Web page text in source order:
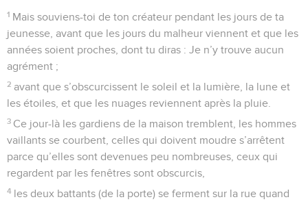
1 Mais souviens-toi de ton créateur pendant les jours de ta
jeunesse, avant que les jours du malheur viennent et que les
années soient proches, dont tu diras : Je n’y trouve aucun
agrément ;
2 avant que s’obscurcissent le soleil et la lumière, la lune et
les étoiles, et que les nuages reviennent après la pluie.
3 Ce jour-là les gardiens de la maison tremblent, les hommes
vaillants se courbent, celles qui doivent moudre s’arrêtent
parce qu’elles sont devenues peu nombreuses, ceux qui
regardent par les fenêtres sont obscurcis,
4 les deux battants (de la porte) se ferment sur la rue quand